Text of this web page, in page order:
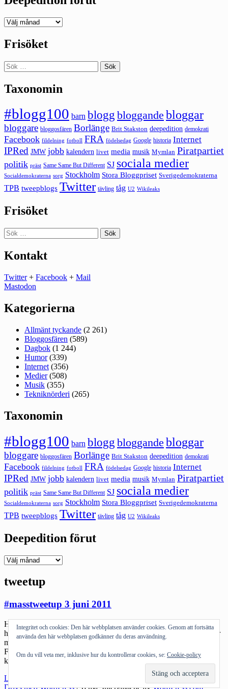
Deepedition
Frisöket
Sök
efter:
Taxonomin
#blogg100 barn blogg bloggande bloggar
bloggare bloggosfären Borlänge Brit Stakston deepedition demokrati
Facebook fildelning fotboll FRA födelsedag Google historia Internet
IPRed JMW jobb kalendern livet media musik Mymlan Piratpartiet
politik präst Same Same But Different SJ sociala medier
Socialdemokraterna sorg Stockholm Stora Bloggpriset Sverigedemokraterna
TPB tweepblogs Twitter tävling tåg U2 Wikileaks
Frisöket
Sök
efter:
Kontakt
Twitter+ Facebook + Mail
Mastodon
Kategorierna
Allmänt tyckande (2 261)
Bloggosfären (589)
Dagbok (1 244)
Humor(339)
Internet (356)
Medier(508)
Musik (355)
Tekniknörderi (265)
Taxonomin
#blogg100 barn blogg bloggande bloggar
bloggare bloggosfären Borlänge Brit Stakston deepedition demokrati
Facebook fildelning fotboll FRA födelsedag Google historia Internet
IPRed JMW jobb kalendern livet media musik Mymlan Piratpartiet
politik präst Same Same But Different SJ sociala medier
Socialdemokraterna sorg Stockholm Stora Bloggpriset Sverigedemokraterna
TPB tweepblogs Twitter tävling tåg U2 Wikileaks
Deepedition förut
Deepedition
tweetup
#masstweetup 3 juni 2011
Hittar hos Kontaktmannen (börja blogga igen för fan!) @diablosth
har en idé. ”Twitter används för allt. Att tycka och tänka. Man delar
med sig man upplever. Detta görs i en liten ruta på 140 st tecken.
Folk ler, ryser, förvånas, skrattar. Twitter skapar hos oss alla de
känslor som finns att nämna. Twitter svarar på […]
Läs mer
3
Drivs med WordPress |Tema: Intergalactic avWordPress.com.
Integritet och cookies: Den här webbplatsen använder cookies. Genom att fortsätta
använda den här webbplatsen godkänner du deras användning.
Om du vill veta mer, inklusive hur du kontrollerar cookies, se: Cookie-policy